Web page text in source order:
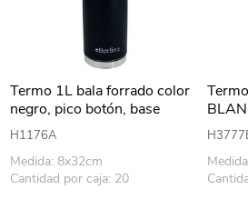
Termo 1L bala forrado color
negro, pico botón, base
antideslizante, Berlina
H1176A
Medida: 8x32cm
Cantidad por caja: 20
base